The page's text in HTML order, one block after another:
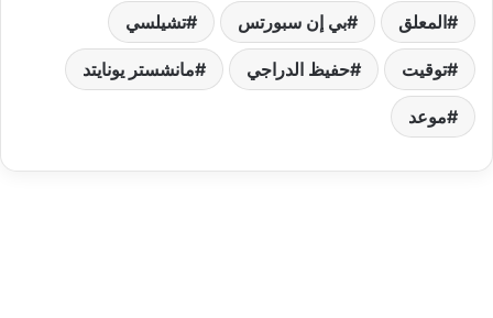
المعلق بي إن سبورتس تشيلسي
توقيت حفيظ الدراجي مانشستر يونايتد
موعد